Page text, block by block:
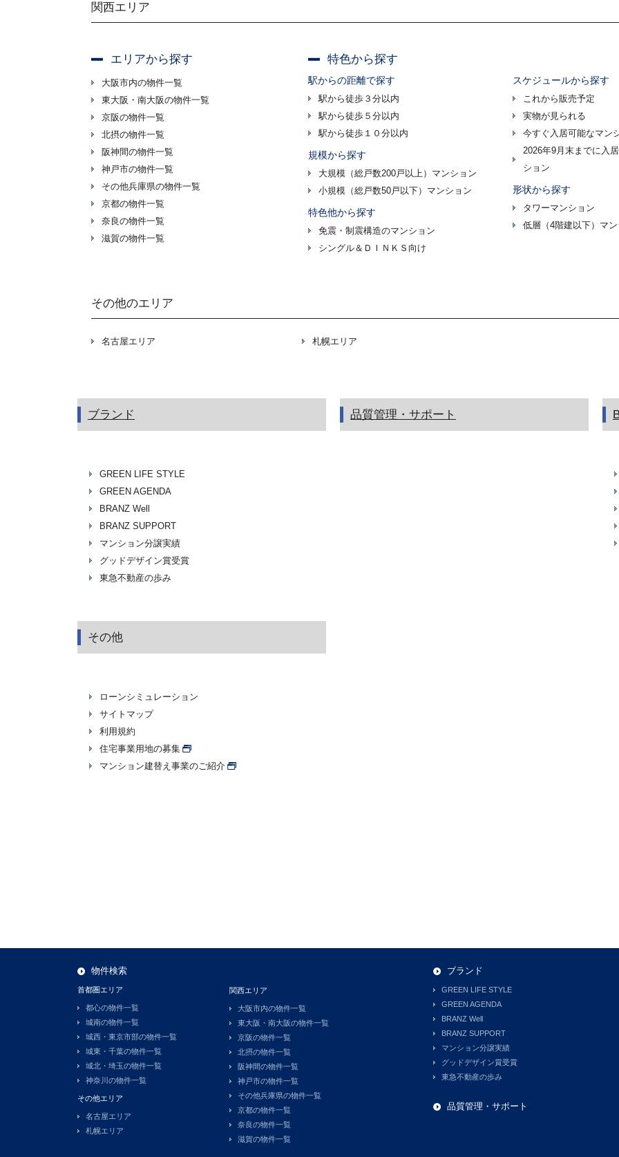
関西エリア
エリアから探す
大阪市内の物件一覧
東大阪・南大阪の物件一覧
京阪の物件一覧
北摂の物件一覧
阪神間の物件一覧
神戸市の物件一覧
その他兵庫県の物件一覧
京都の物件一覧
奈良の物件一覧
滋賀の物件一覧
特色から探す
駅からの距離で探す
駅から徒歩３分以内
駅から徒歩５分以内
駅から徒歩１０分以内
スケジュールから探す
これから販売予定
実物が見られる
今すぐ入居可能なマン
2026年9月末までに入
ション
規模から探す
大規模（総戸数200戸以上）マンション
小規模（総戸数50戸以下）マンション
形状から探す
タワーマンション
低層（4階建以下）マ
特色他から探す
免震・制震構造のマンション
シングル＆ＤＩＮＫＳ向け
その他のエリア
名古屋エリア 札幌エリア
ブランド
GREEN LIFE STYLE
GREEN AGENDA
BRANZ Well
BRANZ SUPPORT
マンション分譲実績
グッドデザイン賞受賞
東急不動産の歩み
品質管理・サポート
その他
ローンシミュレーション
サイトマップ
利用規約
住宅事業用地の募集
マンション建替え事業のご紹介
物件検索
首都圏エリア
都心の物件一覧
城南の物件一覧
城西・東京市部の物件一覧
城東・千葉の物件一覧
城北・埼玉の物件一覧
神奈川の物件一覧
その他エリア
名古屋エリア
札幌エリア
関西エリア
大阪市内の物件一覧
東大阪・南大阪の物件一覧
京阪の物件一覧
北摂の物件一覧
阪神間の物件一覧
神戸市の物件一覧
その他兵庫県の物件一覧
京都の物件一覧
奈良の物件一覧
滋賀の物件一覧
ブランド
GREEN LIFE STYLE
GREEN AGENDA
BRANZ Well
BRANZ SUPPORT
マンション分譲実績
グッドデザイン賞受賞
東急不動産の歩み
品質管理・サポート